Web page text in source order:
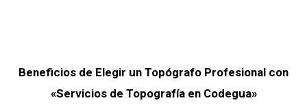
Beneficios de Elegir un Topógrafo Profesional con
«Servicios de Topografía en Codegua»